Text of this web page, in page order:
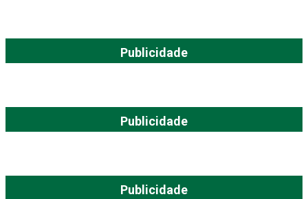
Publicidade
Publicidade
Publicidade